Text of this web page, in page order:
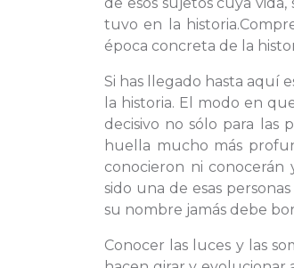
tuvo en la
época concreta de la
Si has llegado hasta aquí
la historia. El modo en
decisivo no sólo para las
huella mucho más
conocieron ni conocerán
sido una de esas
su nombre jamás debe
Conocer las luces y las